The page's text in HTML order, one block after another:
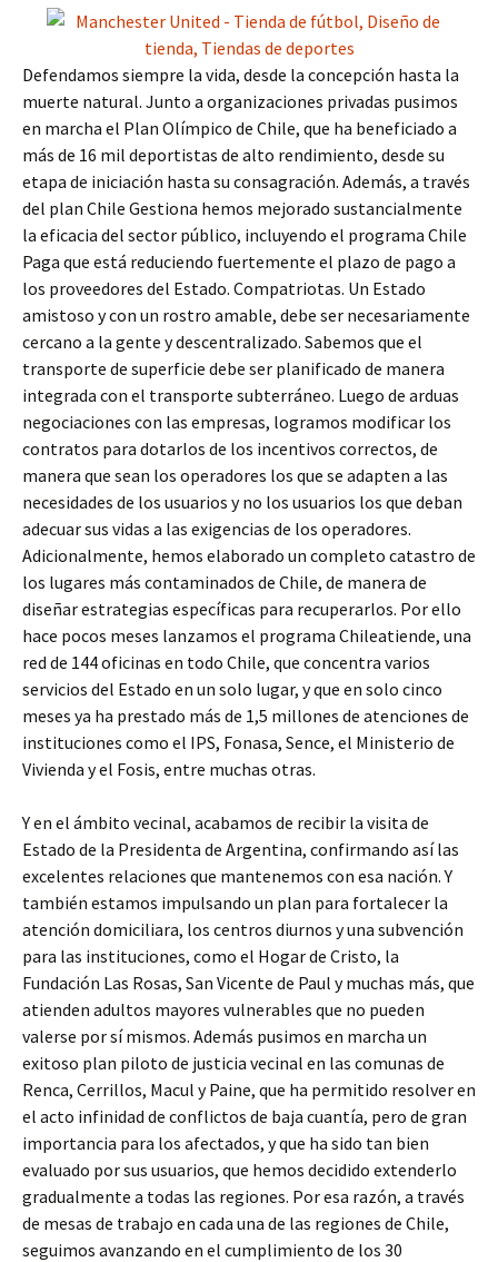
Defendamos siempre la vida, desde la concepción hasta la
muerte natural. Junto a organizaciones privadas pusimos
en marcha el Plan Olímpico de Chile, que ha beneficiado a
más de 16 mil deportistas de alto rendimiento, desde su
etapa de iniciación hasta su consagración. Además, a través
del plan Chile Gestiona hemos mejorado sustancialmente
la eficacia del sector público, incluyendo el programa Chile
Paga que está reduciendo fuertemente el plazo de pago a
los proveedores del Estado. Compatriotas. Un Estado
amistoso y con un rostro amable, debe ser necesariamente
cercano a la gente y descentralizado. Sabemos que el
transporte de superficie debe ser planificado de manera
integrada con el transporte subterráneo. Luego de arduas
negociaciones con las empresas, logramos modificar los
contratos para dotarlos de los incentivos correctos, de
manera que sean los operadores los que se adapten a las
necesidades de los usuarios y no los usuarios los que deban
adecuar sus vidas a las exigencias de los operadores.
Adicionalmente, hemos elaborado un completo catastro de
los lugares más contaminados de Chile, de manera de
diseñar estrategias específicas para recuperarlos. Por ello
hace pocos meses lanzamos el programa Chileatiende, una
red de 144 oficinas en todo Chile, que concentra varios
servicios del Estado en un solo lugar, y que en solo cinco
meses ya ha prestado más de 1,5 millones de atenciones de
instituciones como el IPS, Fonasa, Sence, el Ministerio de
Vivienda y el Fosis, entre muchas otras.
Y en el ámbito vecinal, acabamos de recibir la visita de
Estado de la Presidenta de Argentina, confirmando así las
excelentes relaciones que mantenemos con esa nación. Y
también estamos impulsando un plan para fortalecer la
atención domiciliara, los centros diurnos y una subvención
para las instituciones, como el Hogar de Cristo, la
Fundación Las Rosas, San Vicente de Paul y muchas más, que
atienden adultos mayores vulnerables que no pueden
valerse por sí mismos. Además pusimos en marcha un
exitoso plan piloto de justicia vecinal en las comunas de
Renca, Cerrillos, Macul y Paine, que ha permitido resolver en
el acto infinidad de conflictos de baja cuantía, pero de gran
importancia para los afectados, y que ha sido tan bien
evaluado por sus usuarios, que hemos decidido extenderlo
gradualmente a todas las regiones. Por esa razón, a través
de mesas de trabajo en cada una de las regiones de Chile,
seguimos avanzando en el cumplimiento de los 30